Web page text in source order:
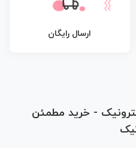
ارسال رایگان
- خرید مطمئن